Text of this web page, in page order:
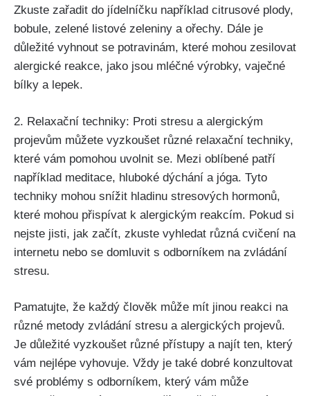
Zkuste zařadit do ​jídelníčku například citrusové plody,
bobule, zelené listové zeleniny a ⁢ořechy. Dále je
důležité vyhnout se potravinám, které mohou​ zesilovat
alergické reakce, jako jsou mléčné výrobky, vaječné
bílky a lepek.
2. Relaxační techniky:‍ Proti stresu a alergickým
projevům můžete vyzkoušet různé​ relaxační techniky,
které vám pomohou uvolnit se. ⁢Mezi oblíbené patří
například meditace, hluboké dýchání a jóga. Tyto
techniky mohou snížit​ hladinu stresových hormonů,
které mohou přispívat k alergickým reakcím. Pokud si
nejste ‍jisti, jak začít, zkuste vyhledat různá cvičení na
internetu nebo se domluvit s odborníkem⁢ na zvládání
stresu.
Pamatujte, ‍že každý člověk může mít jinou reakci na
různé metody zvládání stresu a alergických⁢ projevů.
Je důležité vyzkoušet různé ‍přístupy a najít ten, který
vám nejlépe ‌vyhovuje. Vždy je také dobré konzultovat
své problémy s odborníkem, který vám může